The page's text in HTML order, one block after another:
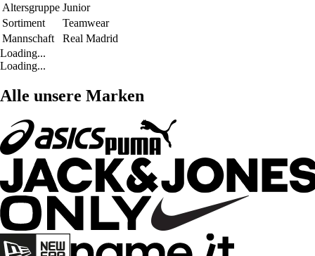
Altersgruppe Junior
Sortiment
Teamwear
Mannschaft
Real Madrid
Loading...
Loading...
Alle unsere Marken